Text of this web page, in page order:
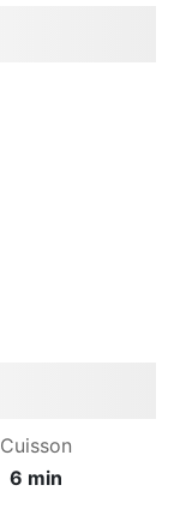
Cuisson
6 min